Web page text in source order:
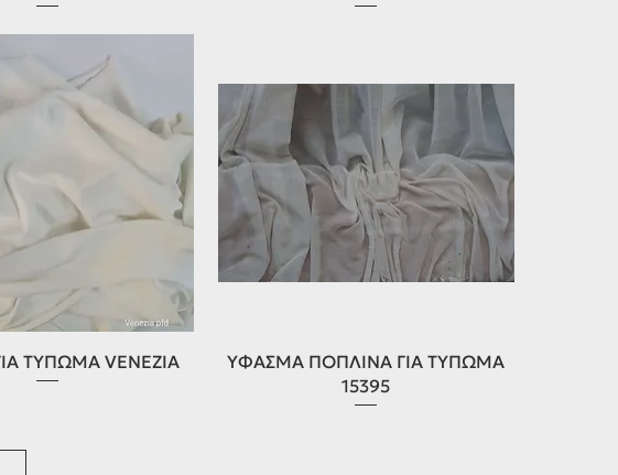
προβολή
ΤΥΠΩΜΑ VENEZIA Γρήγορη προβολή
ΥΦΑΣΜΑ ΠΟΠΛΙΝΑ ΓΙΑ ΤΥΠΩΜΑ
15395